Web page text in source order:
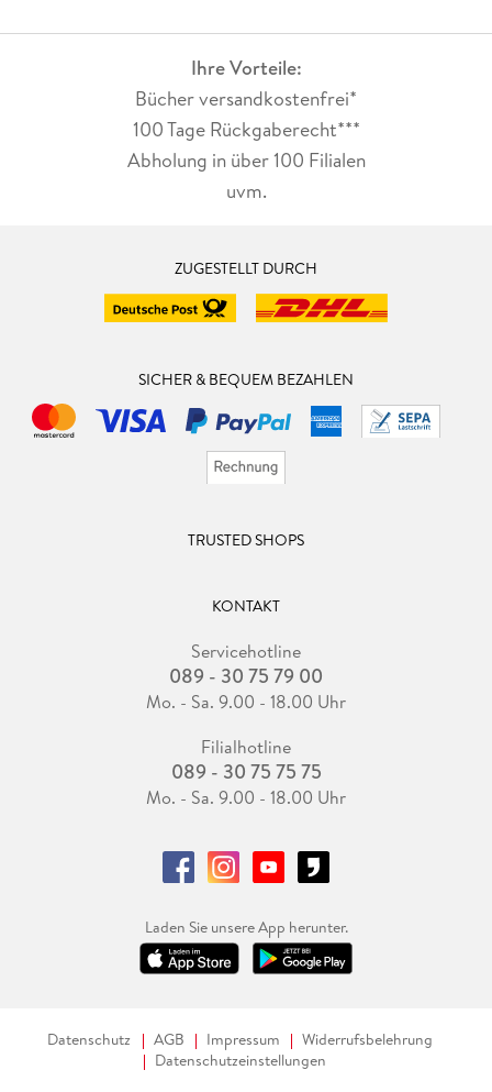
Ihre Vorteile:
Bücher versandkostenfrei*
100 Tage Rückgaberecht***
Abholung in über 100 Filialen
uvm.
ZUGESTELLT DURCH
SICHER & BEQUEM BEZAHLEN
TRUSTED SHOPS
KONTAKT
Servicehotline
089 - 30 75 79 00
Mo. - Sa. 9.00 - 18.00 Uhr
Filialhotline
089 - 30 75 75 75
Mo. - Sa. 9.00 - 18.00 Uhr
Laden Sie unsere App herunter.
Datenschutz AGB Impressum
Widerrufsbelehrung
Datenschutzeinstellungen